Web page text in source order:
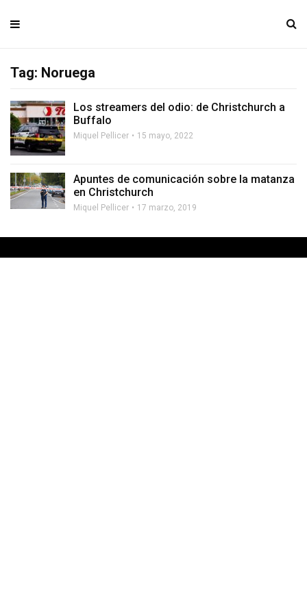
Tag: Noruega
Los streamers del odio: de Christchurch a
Buffalo
Miquel Pellicer 15 mayo, 2022
Apuntes de comunicación sobre la matanza
en Christchurch
Miquel Pellicer 17 marzo, 2019